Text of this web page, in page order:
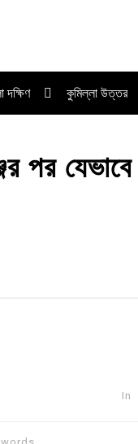
দক্ষিণ কুমিল্লা উত্তর
পর
In